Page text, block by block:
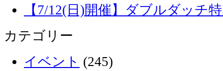
【7/12(日)開催】ダブルダッチ
カテゴリー
イベント (245)